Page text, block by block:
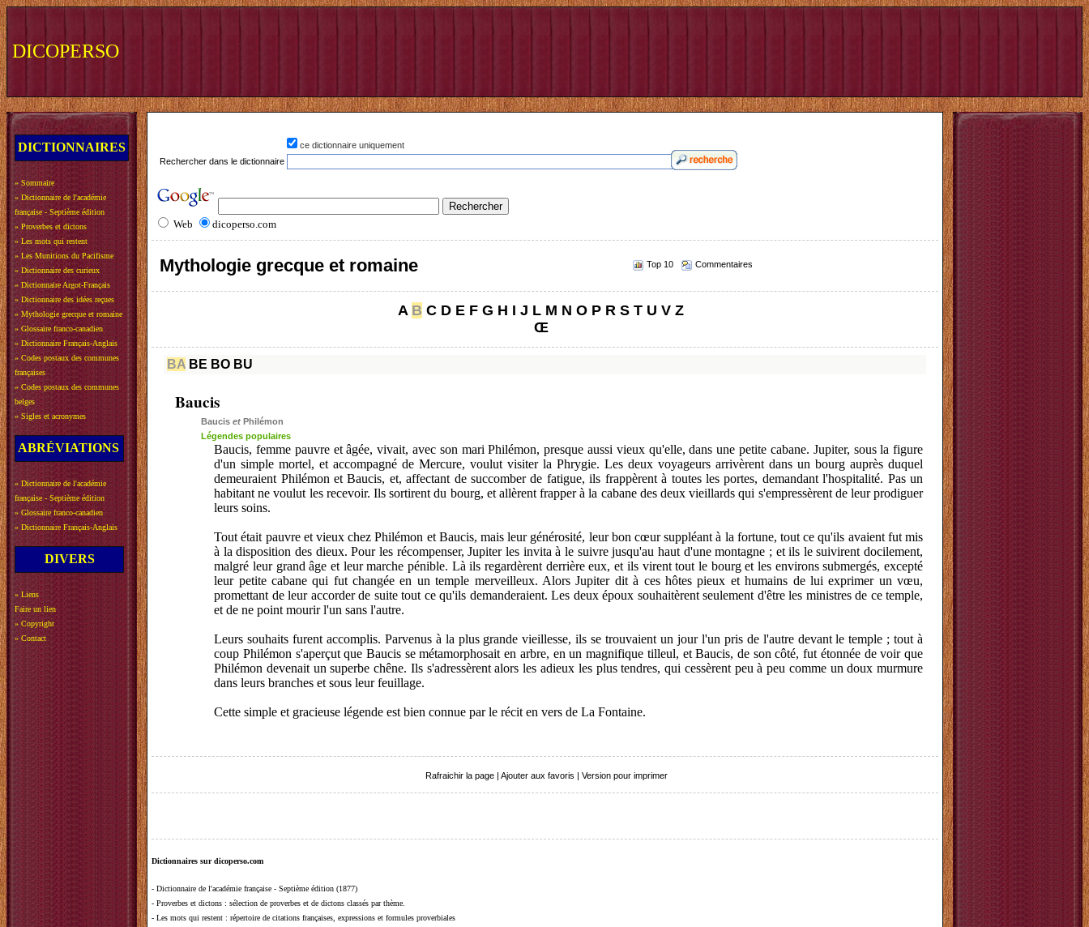
DICOPERSO
DICTIONNAIRES
» Sommaire
» Dictionnaire de l'académie
française - Septième édition
» Proverbes et dictons
» Les mots qui restent
» Les Munitions du Pacifisme
» Dictionnaire des curieux
» Dictionnaire Argot-Français
» Dictionnaire des idées reçues
» Mythologie grecque et romaine
» Glossaire franco-canadien
» Dictionnaire Français-Anglais
» Codes postaux des communes
françaises
» Codes postaux des communes
belges
» Sigles et acronymes
ABRÉVIATIONS
» Dictionnaire de l'académie
française - Septième édition
» Glossaire franco-canadien
» Dictionnaire Français-Anglais
DIVERS
» Liens
Faire un lien
» Copyright
» Contact
ce dictionnaire uniquement
Rechercher dans le dictionnaire
Web dicoperso.com
Mythologie grecque et romaine Top 10 Commentaires
A B C D E F G H I J L M N O P R S T U V Z
Œ
BA BE BO BU
Baucis
Bauciset Philémon
Légendes populaires
Baucis, femme pauvre et âgée, vivait, avec son mari Philémon, presque aussi vieux qu'elle, dans une petite cabane. Jupiter, sous la figure
d'un simple mortel, et accompagné de Mercure, voulut visiter la Phrygie. Les deux voyageurs arrivèrent dans un bourg auprès duquel
demeuraient Philémon et Baucis, et, affectant de succomber de fatigue, ils frappèrent à toutes les portes, demandant l'hospitalité. Pas un
habitant ne voulut les recevoir. Ils sortirent du bourg, et allèrent frapper à la cabane des deux vieillards qui s'empressèrent de leur prodiguer
leurs soins.
Tout était pauvre et vieux chez Philémon et Baucis, mais leur générosité, leur bon cœur suppléant à la fortune, tout ce qu'ils avaient fut mis
à la disposition des dieux. Pour les récompenser, Jupiter les invita à le suivre jusqu'au haut d'une montagne ; et ils le suivirent docilement,
malgré leur grand âge et leur marche pénible. Là ils regardèrent derrière eux, et ils virent tout le bourg et les environs submergés, excepté
leur petite cabane qui fut changée en un temple merveilleux. Alors Jupiter dit à ces hôtes pieux et humains de lui exprimer un vœu,
promettant de leur accorder de suite tout ce qu'ils demanderaient. Les deux époux souhaitèrent seulement d'être les ministres de ce temple,
et de ne point mourir l'un sans l'autre.
Leurs souhaits furent accomplis. Parvenus à la plus grande vieillesse, ils se trouvaient un jour l'un pris de l'autre devant le temple ; tout à
coup Philémon s'aperçut que Baucis se métamorphosait en arbre, en un magnifique tilleul, et Baucis, de son côté, fut étonnée de voir que
Philémon devenait un superbe chêne. Ils s'adressèrent alors les adieux les plus tendres, qui cessèrent peu à peu comme un doux murmure
dans leurs branches et sous leur feuillage.
Cette simple et gracieuse légende est bien connue par le récit en vers de La Fontaine.
Rafraichir la page | Ajouter aux favoris | Version pour imprimer
Dictionnaires sur dicoperso.com
- Dictionnaire de l'académie française - Septième édition (1877)
- Proverbes et dictons : sélection de proverbes et de dictons classés par thème.
- Les mots qui restent : répertoire de citations françaises, expressions et formules proverbiales